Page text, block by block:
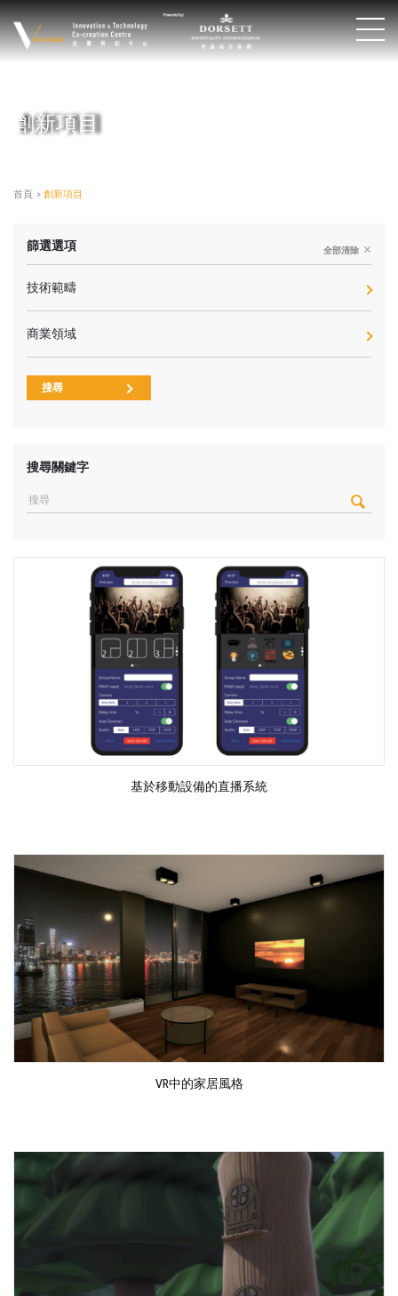
創新項目
首頁 > 創新項目
篩選選項 全部清除
技術範疇
商業領域
搜尋
搜尋關鍵字
基於移動設備的直播系統
VR中的家居風格